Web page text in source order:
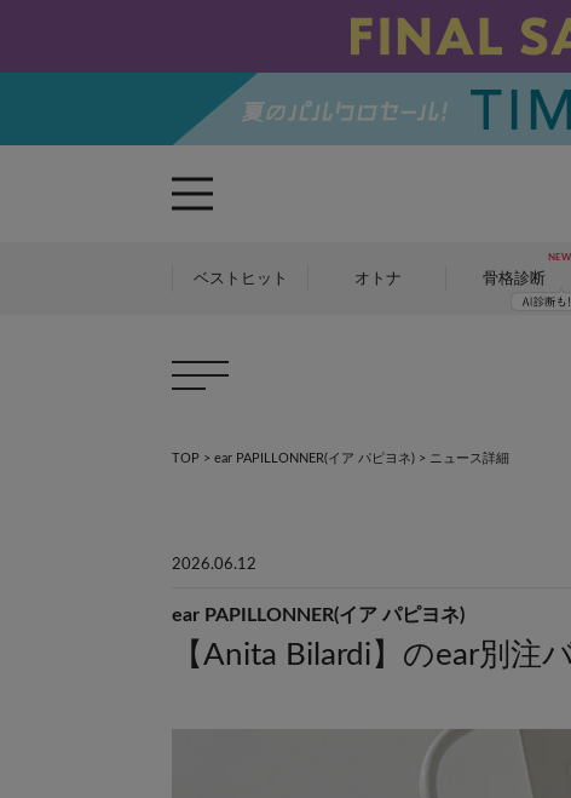
ベストヒット オトナ 骨格診断
TOP > ear PAPILLONNER(イア パピヨネ) > ニュース詳細
2026.06.12
ear PAPILLONNER(イア パピヨネ)
【Anita Bilardi】のear別注